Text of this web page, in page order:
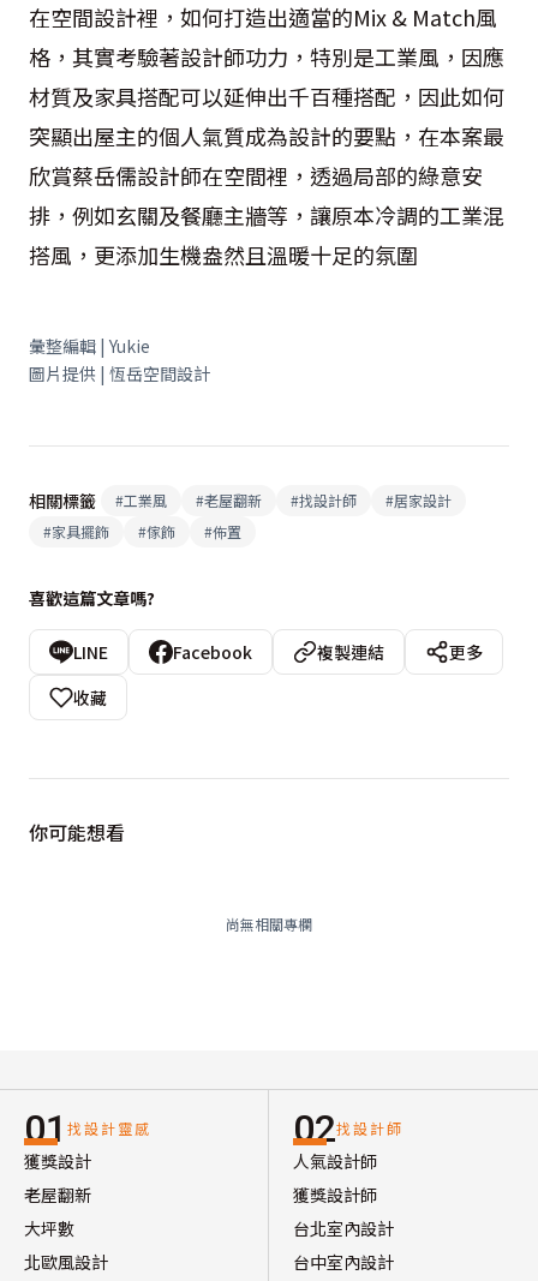
在空間設計裡，如何打造出適當的Mix & Match風
格，其實考驗著設計師功力，特別是工業風，因應
材質及家具搭配可以延伸出千百種搭配，因此如何
突顯出屋主的個人氣質成為設計的要點，在本案最
欣賞蔡岳儒設計師在空間裡，透過局部的綠意安
排，例如玄關及餐廳主牆等，讓原本冷調的工業混
搭風，更添加生機盎然且溫暖十足的氛圍
彙整編輯 | Yukie
圖片提供 | 恆岳空間設計
相關標籤 #工業風 #老屋翻新 #找設計師 #居家設計
#家具擺飾 #傢飾 #佈置
喜歡這篇文章嗎?
LINE Facebook 複製連結
更多
收藏
你可能想看
尚無相關專欄
01 找設計靈感
獲獎設計
老屋翻新
大坪數
北歐風設計
02找設計師
人氣設計師
獲獎設計師
台北室內設計
台中室內設計